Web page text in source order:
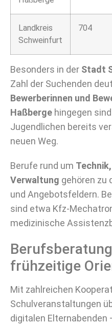
Landkreis
Schweinfurt
704
Besonders in der Stadt
Zahl der Suchenden
Bewerberinnen und
Haßberge hingegen
Jugendlichen bereits
neuen Weg.
Berufe rund um
Verwaltung gehören zu
und Angebotsfeldern.
sind etwa Kfz-
medizinische
frühzeitige
Mit zahlreichen
Schulveranstaltungen
digitalen